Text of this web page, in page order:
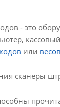
- это
или
сканеры